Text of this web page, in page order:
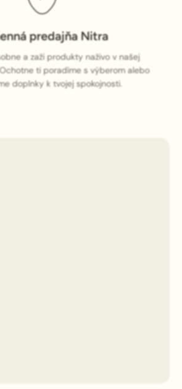
predajňa Nitra
a zaži produkty naživo v našej
ti poradíme s výberom alebo
doplnky k tvojej spokojnosti.